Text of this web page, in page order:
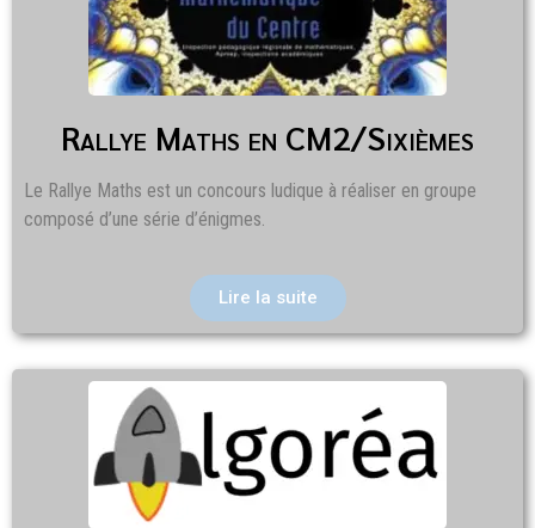
Rallye Maths en CM2/Sixièmes
Le Rallye Maths est un concours ludique à réaliser en groupe
composé d’une série d’énigmes.
Lire la suite